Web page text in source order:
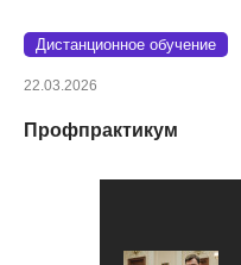
Дистанционное обучение
22.03.2026
Профпрактикум